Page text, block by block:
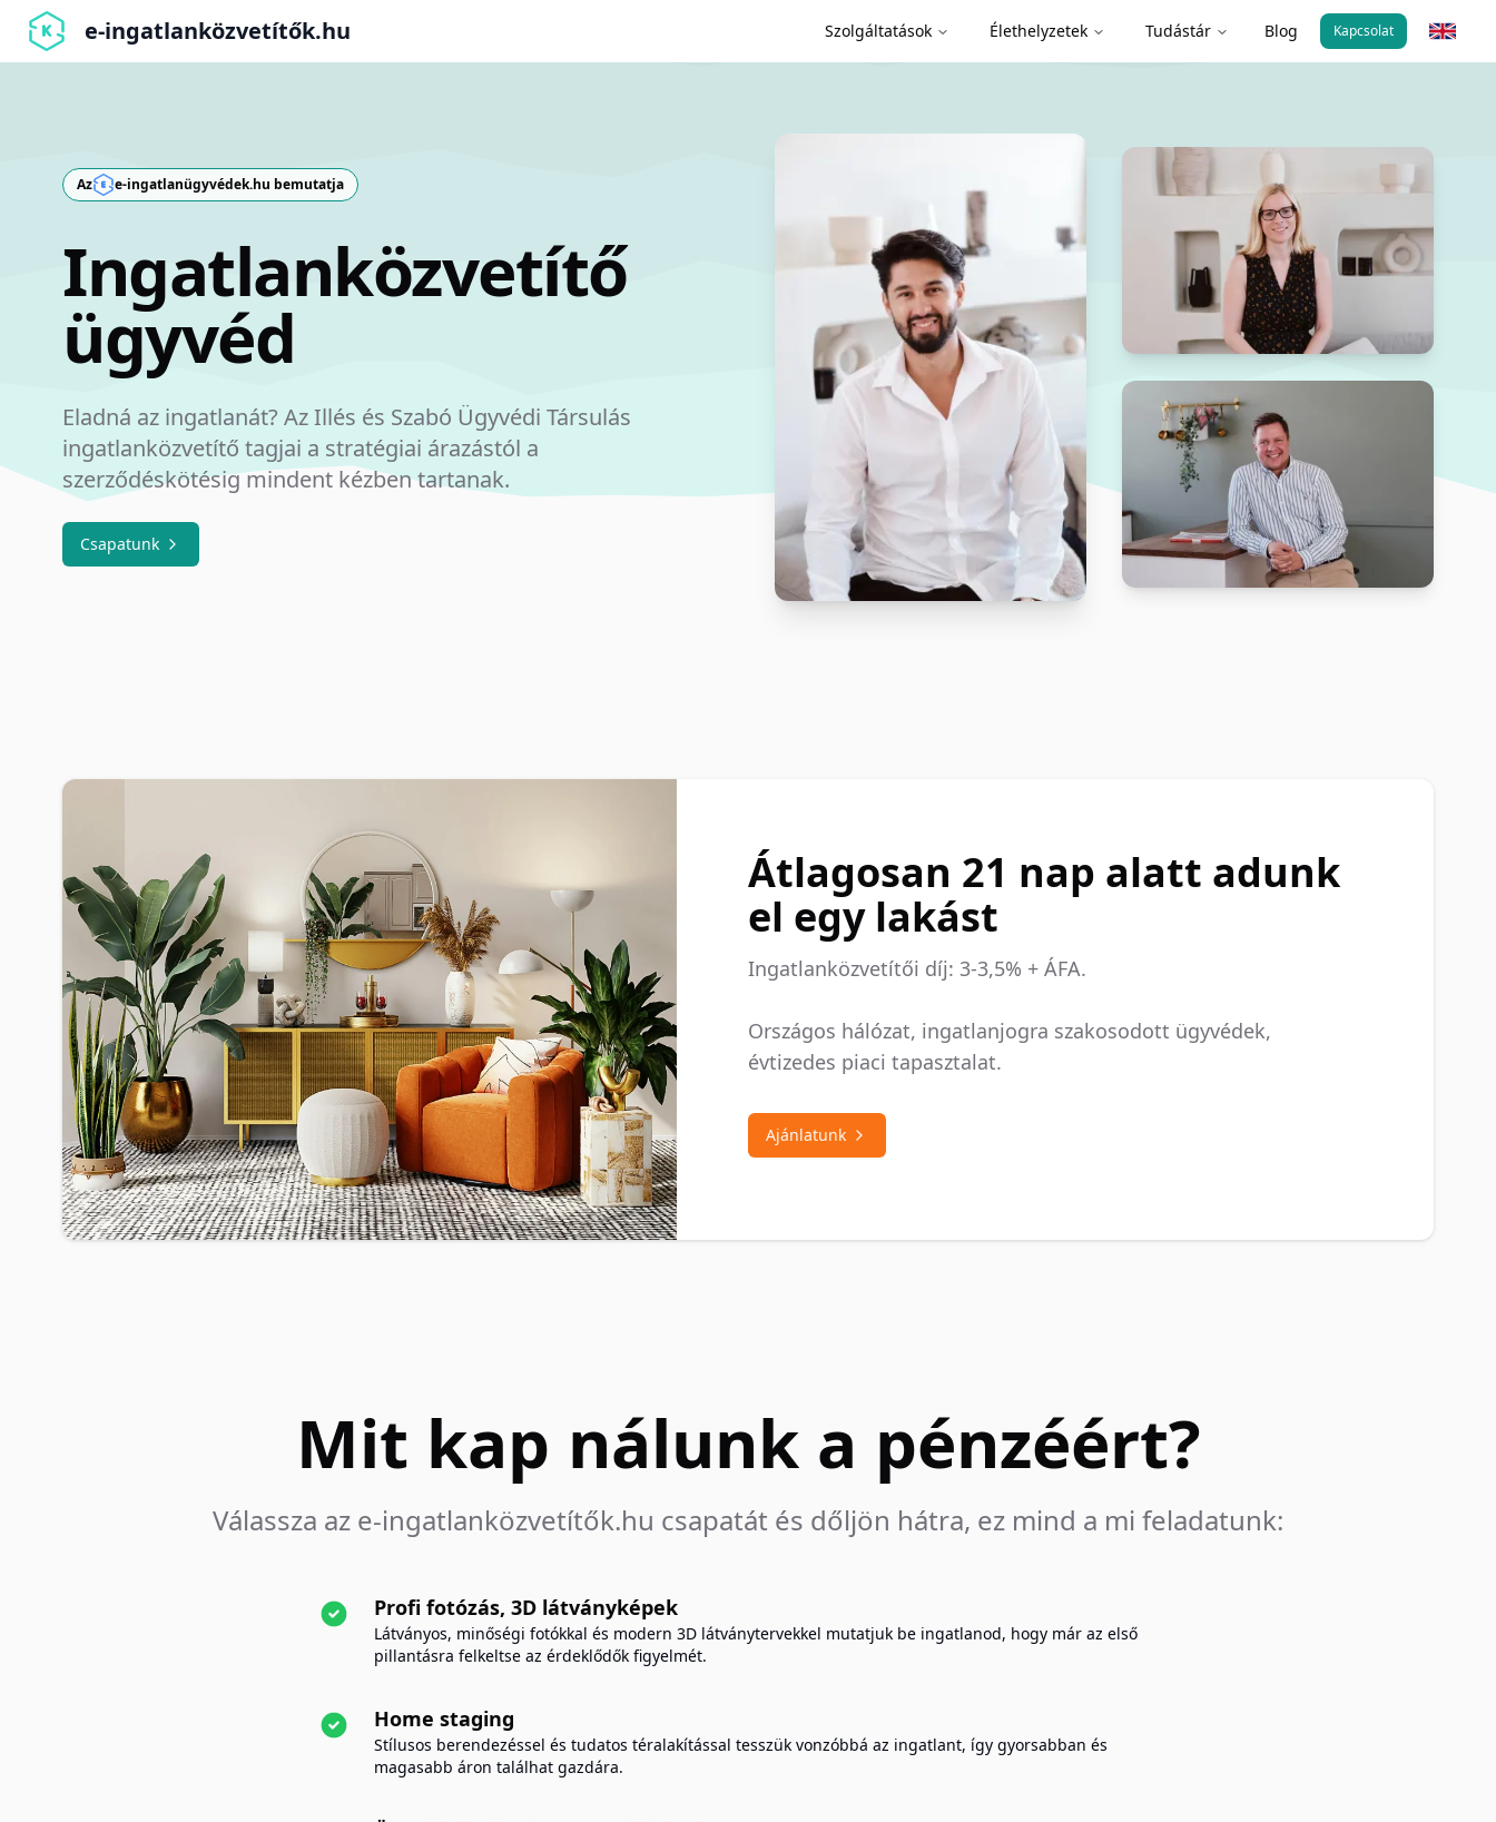
e-ingatlanközvetítők.hu Szolgáltatások Élethelyzetek Tudástár Blog Kapcsolat
Az e-ingatlanügyvédek.hu bemutatja
Ügyv
Eladná az ingatlanát? Az Illés és Szabó Ügyvédi Társulás
ingatlanközvetítő tagjai a stratégiai árazástól a
szerződéskötésig mindent kézben tartanak.
Csapatunk
Átlagosan 21 nap alatt adunk
el egy lakást
Ingatlanközvetítői díj: 3-3,5% + ÁFA.
Országos hálózat, ingatlanjogra szakosodott ügyvédek,
évtizedes piaci tapasztalat.
Ajánlatunk
Mit kap nálunk a pénzéért?
Válassza az e-ingatlanközvetítők.hu csapatát és dőljön hátra, ez mind a mi feladatunk:
Profi fotózás, 3D látványképek
Látványos, minőségi fotókkal és modern 3D látványtervekkel mutatjuk be ingatlanod, hogy már az első
pillantásra felkeltse az érdeklődők figyelmét.
Home staging
Stílusos berendezéssel és tudatos téralakítással tesszük vonzóbbá az ingatlant, így gyorsabban és
magasabb áron találhat gazdára.